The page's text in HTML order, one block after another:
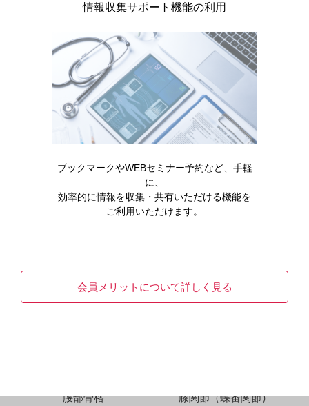
手骨格（甲側・左右）
手首（平面関節）
腰部骨格
膝関節（蝶番関節）
情報収集サポート機能の利用
ブックマークやWEBセミナー予約など、手軽
に、
効率的に情報を収集・共有いただける機能を
ご利用いただけます。
会員メリットについて詳しく見る